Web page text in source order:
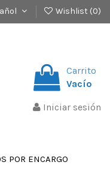
Wishlist (0)
Carrito
Vacío
Iniciar sesión
POR ENCARGO